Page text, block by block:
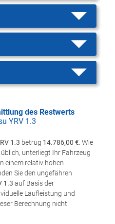
des Restwerts
YRV 1.3
1.3 betrug 14.786,00 € . Wie
unterliegt Ihr Fahrzeug
einem relativ hohen
Sie den ungefähren
1.3 auf Basis der
Laufleistung und
Berechnung nicht